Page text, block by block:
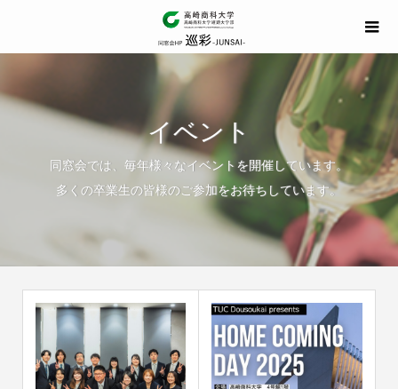
イベント
同窓会では、毎年様々なイベントを開催しています。
多くの卒業生の皆様のご参加をお待ちしています。